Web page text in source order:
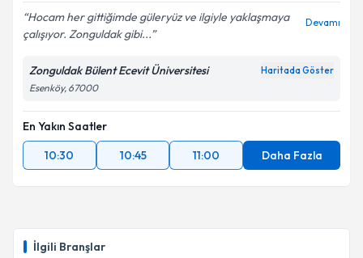
İlgili Branşlar
Hocam her gittiğimde güleryüz ve ilgiyle yaklaşmaya
çalışıyor. Zonguldak gibi...
Devamı
Zonguldak Bülent Ecevit Üniversitesi Haritada Göster
Esenköy, 67000
En Yakın Saatler
10:30
10:45 11:00 Daha Fazla